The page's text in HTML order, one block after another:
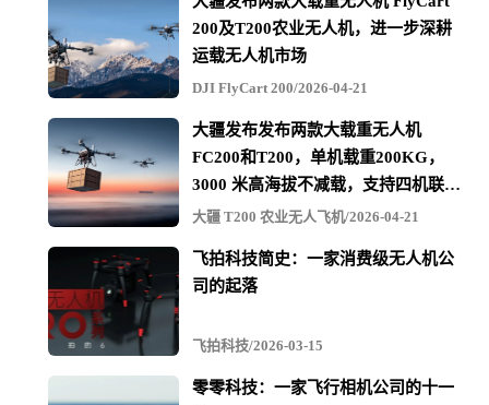
200及T200农业无人机，进一步深耕
运载无人机市场
DJI FlyCart 200/2026-04-21
大疆发布发布两款大载重无人机
FC200和T200，单机载重200KG，
3000 米高海拔不减载，支持四机联吊
最多600KG
大疆 T200 农业无人飞机/2026-04-21
飞拍科技简史：一家消费级无人机公
司的起落
飞拍科技/2026-03-15
零零科技：一家飞行相机公司的十一